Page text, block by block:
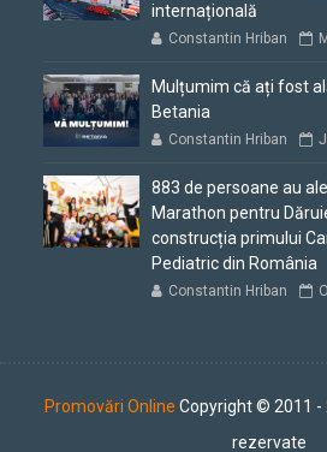
internațională
Constantin Hriban
Mulțumim că ați fost
Betania
Constantin Hriban
883 de persoane au
Marathon pentru
construcția primului
Pediatric din România
Constantin Hriban
Promovări Online Copyright © 2011 -
rezervate